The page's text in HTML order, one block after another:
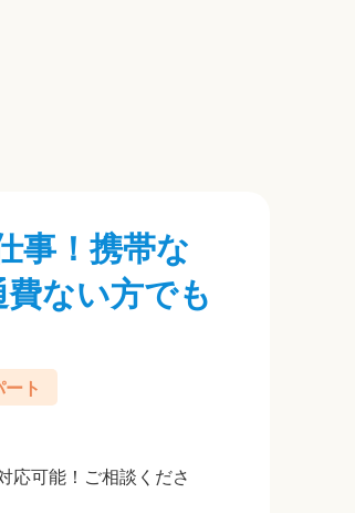
事！携帯な
ない方でも
ト
応可能！ご相談くださ